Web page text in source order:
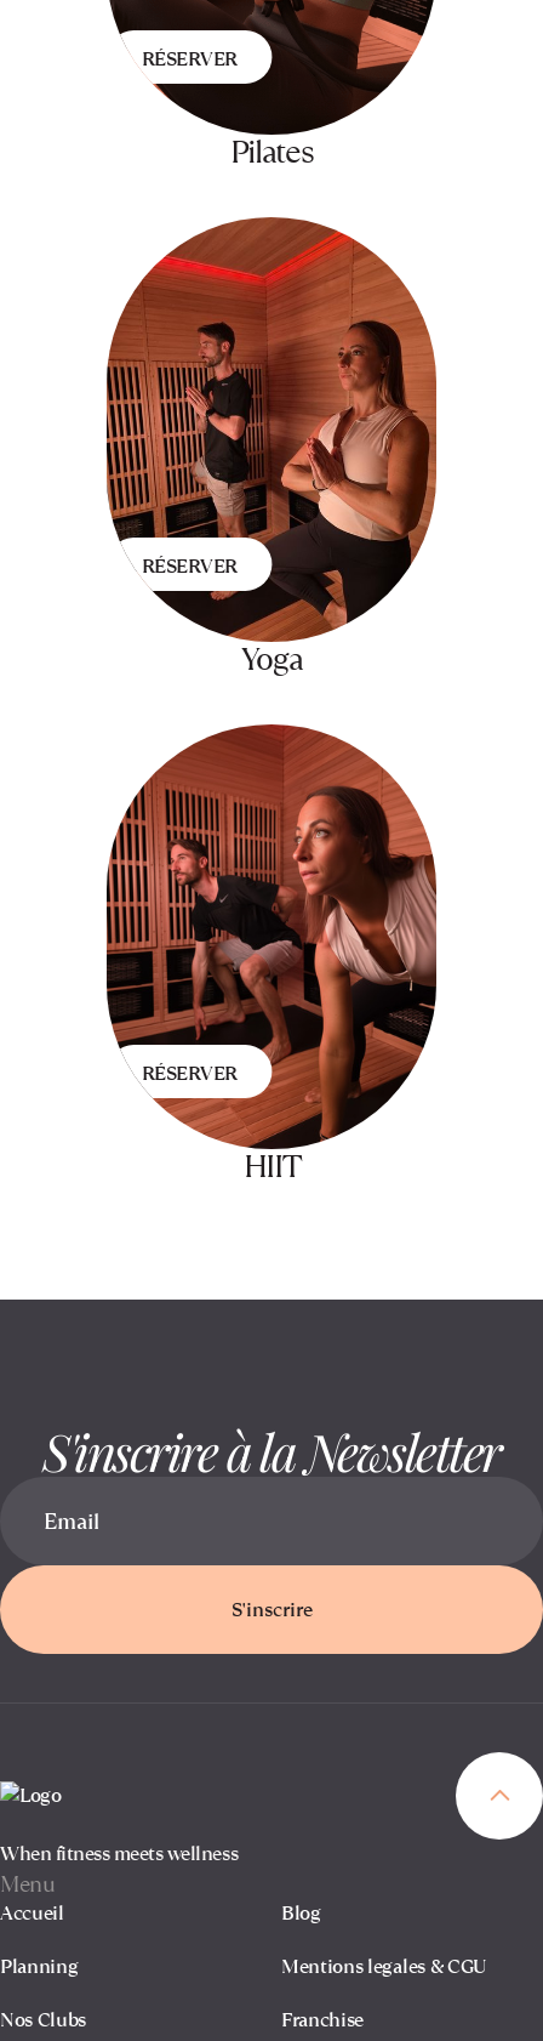
RÉSERVER
Pilates
RÉSERVER
Yoga
RÉSERVER
HIIT
S'inscrire à la Newsletter
S'inscrire
When fitness meets wellness
Menu
Accueil
Planning
Nos Clubs
Blog
Mentions legales & CGU
Franchise